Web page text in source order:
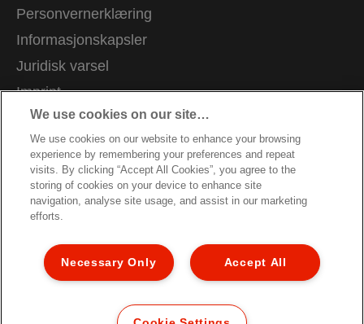
Personvernerklæring
Informasjonskapsler
Juridisk varsel
Imprint
Administrer mine data
Kundeservice
Karriere
Veiledning for resirkulering av emballasje
Garantibetingelser
Samsvarserklæringer
Nettstedkart
© 2026 ACCO Brands. All Rights Reserved.
We use cookies on our site…
We use cookies on our website to enhance your browsing
experience by remembering your preferences and repeat
visits. By clicking “Accept All Cookies”, you agree to the
storing of cookies on your device to enhance site
navigation, analyse site usage, and assist in our marketing
efforts.
Accept All
Necessary Only